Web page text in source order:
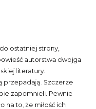
ostatniej strony,
autorstwa dwojga
literatury.
przepadają. Szczerze
zapomnieli. Pewnie
na to, że miłość ich